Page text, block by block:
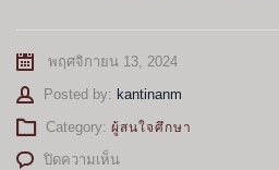
พฤศจิกายน 13, 2024
Posted by: Author
kantinanm
Category: ผู้สนใจศึกษา
ปิดความเห็นบน